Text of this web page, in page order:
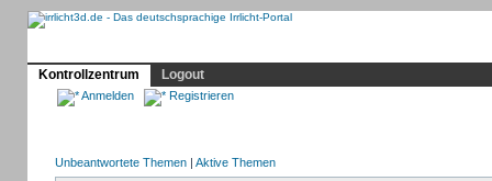
Kontrollzentrum
Logout
Anmelden Registrieren
Unbeantwortete Themen| Aktive Themen